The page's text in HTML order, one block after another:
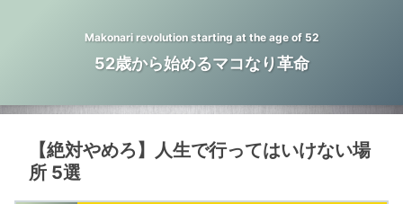
Makonari revolution starting at the age of 52
52歳から始めるマコなり革命
【絶対やめろ】人生で行ってはいけない場
所 5選